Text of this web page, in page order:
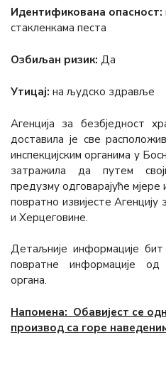
Идентификована опасност:
стакленкама песта
Озбиљан ризик: Да
Утицај: на људско здравље
Агенција за безбједност
доставила је све
инспекцијским органима у
затражила да путем
предузму одговарајуће
повратно извијесте
и Херцеговине.
Детаљније информације
повратне информације од
органа.
Напомена: Обавијест се
производ са горе